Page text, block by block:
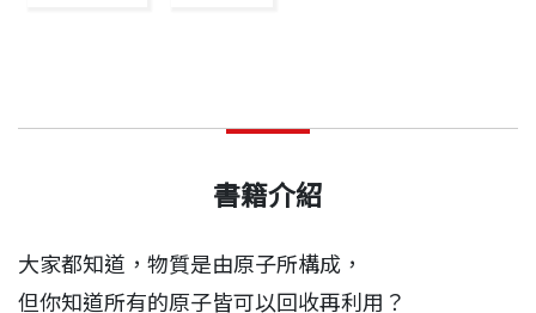
書籍介紹
大家都知道，物質是由原子所構成，
但你知道所有的原子皆可以回收再利用？